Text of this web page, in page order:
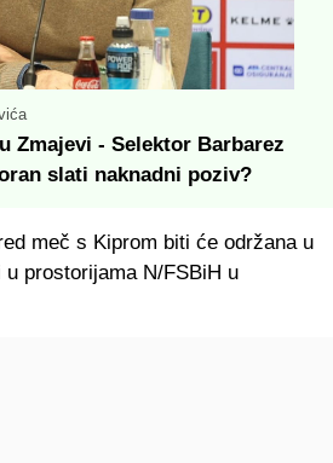
Zmajevi - Selektor Barbarez
slati naknadni poziv?
meč s Kiprom biti će održana u
u prostorijama N/FSBiH u